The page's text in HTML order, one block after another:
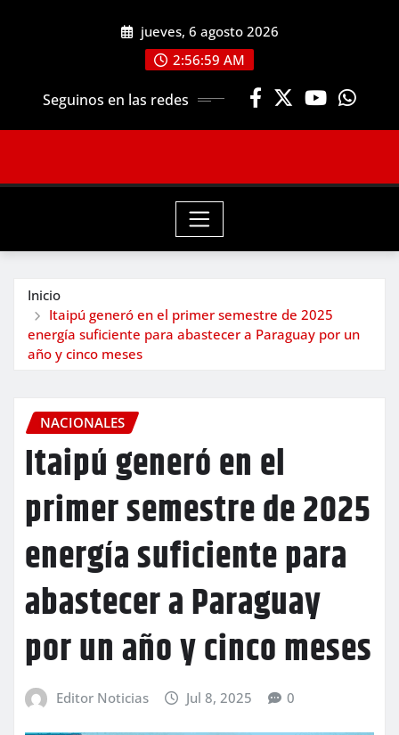
jueves, 6 agosto 2026
2:57:01 AM
Seguinos en las redes
Inicio
Itaipú generó en el primer semestre de 2025
energía suficiente para abastecer a Paraguay por un
año y cinco meses
NACIONALES
Itaipú generó en el
primer semestre de 2025
energía suficiente para
abastecer a Paraguay
por un año y cinco meses
Editor Noticias Jul 8, 2025 0